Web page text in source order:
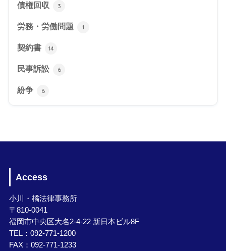
債権回収 3
労務・労働問題 1
契約書 14
民事訴訟 6
紛争 6
Access
小川・橘法律事務所
〒810-0041
福岡市中央区大名2-4-22 新日本ビル8F
TEL：092-771-1200
FAX：092-771-1233